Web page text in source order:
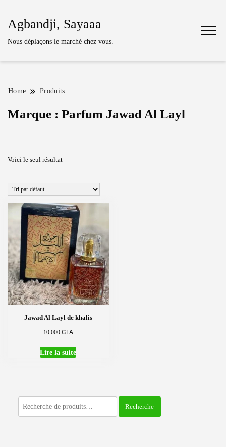
Agbandji, Sayaaa
Nous déplaçons le marché chez vous.
Home Produits
Marque : Parfum Jawad Al Layl
Voici le seul résultat
Jawad Al Layl de khalis
10 000 CFA
Lire la suite
Recherche